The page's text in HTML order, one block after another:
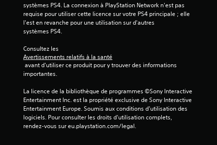
3
a
i
systèmes PS4. La connexion à PlayStation Network n'est pas
requise pour utiliser cette licence sur votre PS4 principale ; elle
l'est en revanche pour une utilisation sur d'autres
systèmes PS4.
Consultez les
Avertissements relatifs à la santé
importantes.
La licence de la bibliothèque de programmes ©Sony Interactive
Entertainment Inc. est la propriété exclusive de Sony Interactive
Entertainment Europe. Soumis aux conditions d’utilisation des
logiciels. Pour consulter les droits d’utilisation complets,
rendez-vous sur eu.playstation.com/legal.